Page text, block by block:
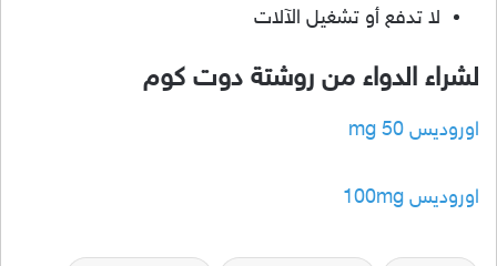
لا تدفع أو تشغيل الآلات
لشراء الدواء من روشتة دوت كوم
اوروديس 50 mg
اوروديس 100mg